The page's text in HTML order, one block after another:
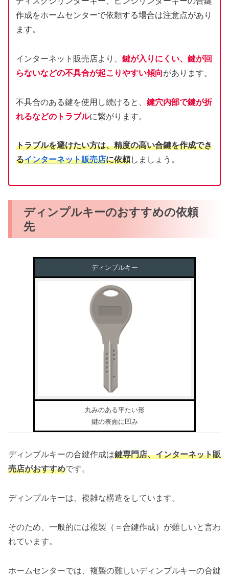
作成をホームセンターで依頼する場合は注意点があり
ます。
インターネット販売店より、 鍵が入りにくい、鍵が回
らないなどの不具合が起こりやすい傾向があります。
不具合のある鍵を使用し続けると、 鍵穴内部で鍵が折
れるなどのトラブルに繋がります。
トラブルを避けたい方は、精度の高い合鍵を作成でき
るインターネット販売店に依頼しましょう。
ディンプルキーのおすすめの依頼
先
ディンプルキー
丸みのある平たい形
鍵の表面に凹み
ディンプルキーの合鍵作成は鍵専門店、インターネット販
売店がおすすめです。
ディンプルキーは、複雑な構造をしています。
そのため、一般的には複製（＝合鍵作成）が難しいと言わ
れています。
ホームセンターでは、複製の難しいディンプルキーの合鍵